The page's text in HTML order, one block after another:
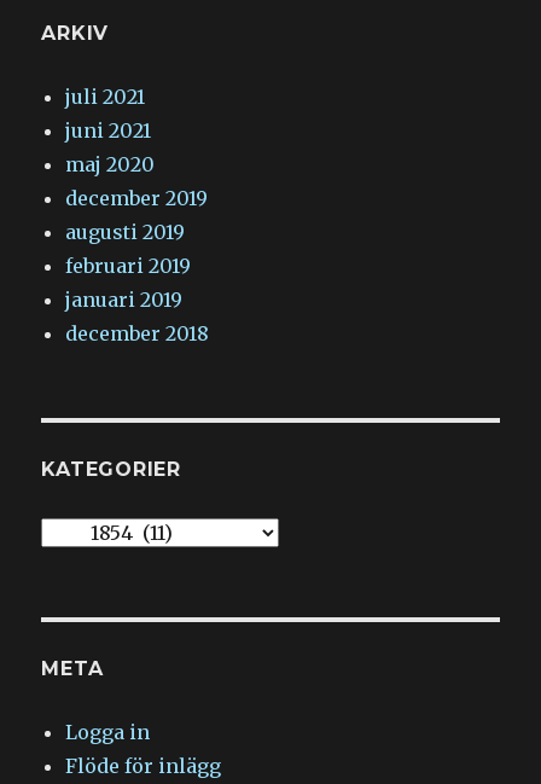
ARKIV
juli 2021
juni 2021
maj 2020
december 2019
augusti 2019
februari 2019
januari 2019
december 2018
KATEGORIER
Kategorier
META
Logga in
Flöde för inlägg